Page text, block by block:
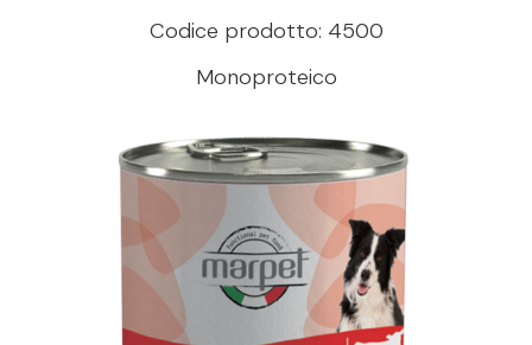
Codice prodotto: 4500
Monoproteico